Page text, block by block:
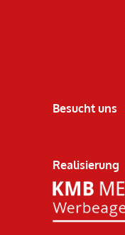
Besucht uns
Realisierung